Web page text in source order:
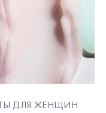
ДЛЯ ЖЕНЩИН